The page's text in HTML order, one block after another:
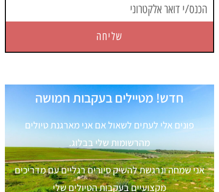
שליחה
חדש! מטיילים בעקבות חמושה
פונים אלי לעתים לשאול אם אני מארגנת טיולים
מהרשומות שלי בבלוג.
אני שמחה ונרגשת להשיק סיורים רגליים עם מדריכים
מקצועיים בעקבות הטיולים שלי